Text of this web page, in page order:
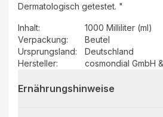
Dermatologisch getestet. "
Inhalt:
1000 Milliliter (ml)
Verpackung:
Beutel
Ursprungsland:
Deutschland
Hersteller: cosmondial GmbH
Ernährungshinweise